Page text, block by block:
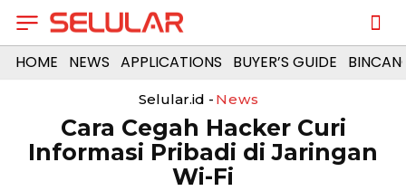
HOME NEWS APPLICATIONS BUYER’S GUIDE
Selular.id - News
Cara Cegah Hacker Curi
Informasi Pribadi di Jaringan
Wi-Fi